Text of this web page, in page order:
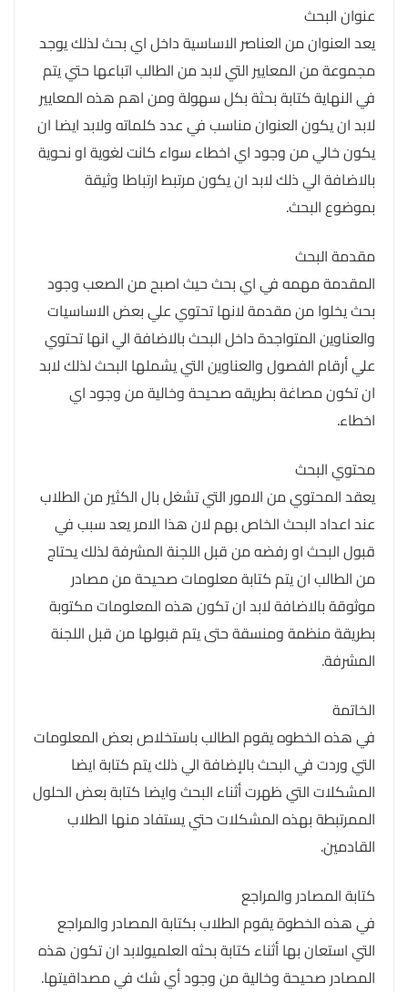
عنوان البحث
يعد العنوان من العناصر الاساسية داخل اي بحث لذلك يوجد
مجموعة من المعايير التي لابد من الطالب اتباعها حتي يتم
في النهاية كتابة بحثة بكل سهولة ومن اهم هذه المعايير
لابد ان يكون العنوان مناسب في عدد كلماته ولابد ايضا ان
يكون خالي من وجود اي اخطاء سواء كانت لغوية او نحوية
بالاضافة الي ذلك لابد ان يكون مرتبط ارتباطا وثيقة
بموضوع البحث.
مقدمة البحث
المقدمة مهمه في اي بحث حيث اصبح من الصعب وجود
بحث يخلوا من مقدمة لانها تحتوي علي بعض الاساسيات
والعناوين المتواجدة داخل البحث بالاضافة الي انها تحتوي
علي أرقام الفصول والعناوين التي يشملها البحث لذلك لابد
ان تكون مصاغة بطريقه صحيحة وخالية من وجود اي
اخطاء.
محتوي البحث
يعقد المحتوي من الامور التي تشغل بال الكثير من الطلاب
عند اعداد البحث الخاص بهم لان هذا الامر يعد سبب في
قبول البحث او رفضه من قبل اللجنة المشرفة لذلك يحتاج
من الطالب ان يتم كتابة معلومات صحيحة من مصادر
موثوقة بالاضافة لابد ان تكون هذه المعلومات مكتوبة
بطريقة منظمة ومنسقة حتى يتم قبولها من قبل اللجنة
المشرفة.
الخاتمة
في هذه الخطوه يقوم الطالب باستخلاص بعض المعلومات
التي وردت في البحث بالإضافة الي ذلك يتم كتابة ايضا
المشكلات التي ظهرت أثناء البحث وايضا كتابة بعض الحلول
الممرتبطة بهذه المشكلات حتي يستفاد منها الطلاب
القادمين.
كتابة المصادر والمراجع
في هذه الخطوة يقوم الطلاب بكتابة المصادر والمراجع
التي استعان بها أثناء كتابة بحثه العلميولابد ان تكون هذه
المصادر صحيحة وخالية من وجود أي شك في مصداقيتها.